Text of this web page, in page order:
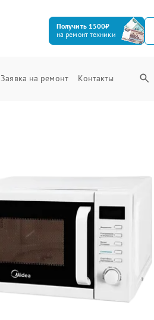
Получить 1500₽
на ремонт техники
Заявка на ремонт Контакты